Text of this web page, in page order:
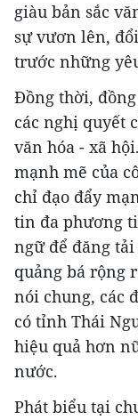
giàu bản sắc
sự vươn lên,
trước những
Đồng thời,
các nghị quyết
văn hóa - xã
mạnh mẽ của
chỉ đạo đẩy
tin đa phương
ngữ để đăng
quảng bá rộng
nói chung, các
có tỉnh Thái
hiệu quả hơn
nước.
Phát biểu tại